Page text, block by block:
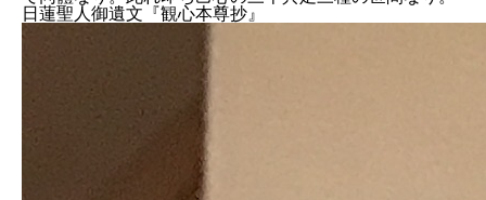
日蓮聖人御遺文『観心本尊抄』